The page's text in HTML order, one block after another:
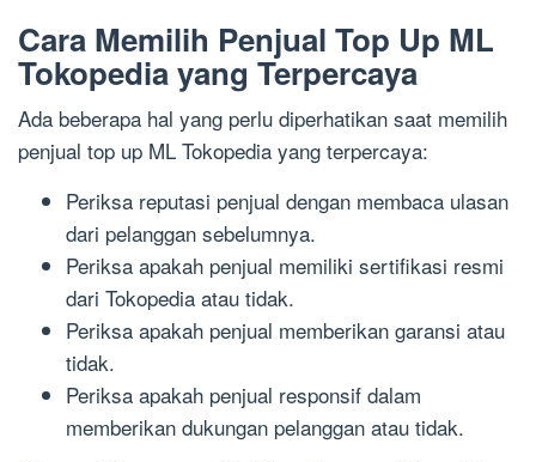
Cara Memilih Penjual Top Up ML
Tokopedia yang Terpercaya
Ada beberapa hal yang perlu diperhatikan saat memilih
penjual top up ML Tokopedia yang terpercaya:
Periksa reputasi penjual dengan membaca ulasan
dari pelanggan sebelumnya.
Periksa apakah penjual memiliki sertifikasi resmi
dari Tokopedia atau tidak.
Periksa apakah penjual memberikan garansi atau
tidak.
Periksa apakah penjual responsif dalam
memberikan dukungan pelanggan atau tidak.